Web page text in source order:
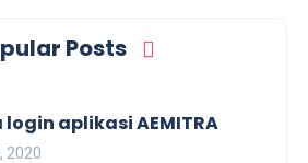
Posts
login aplikasi AEMITRA
2020